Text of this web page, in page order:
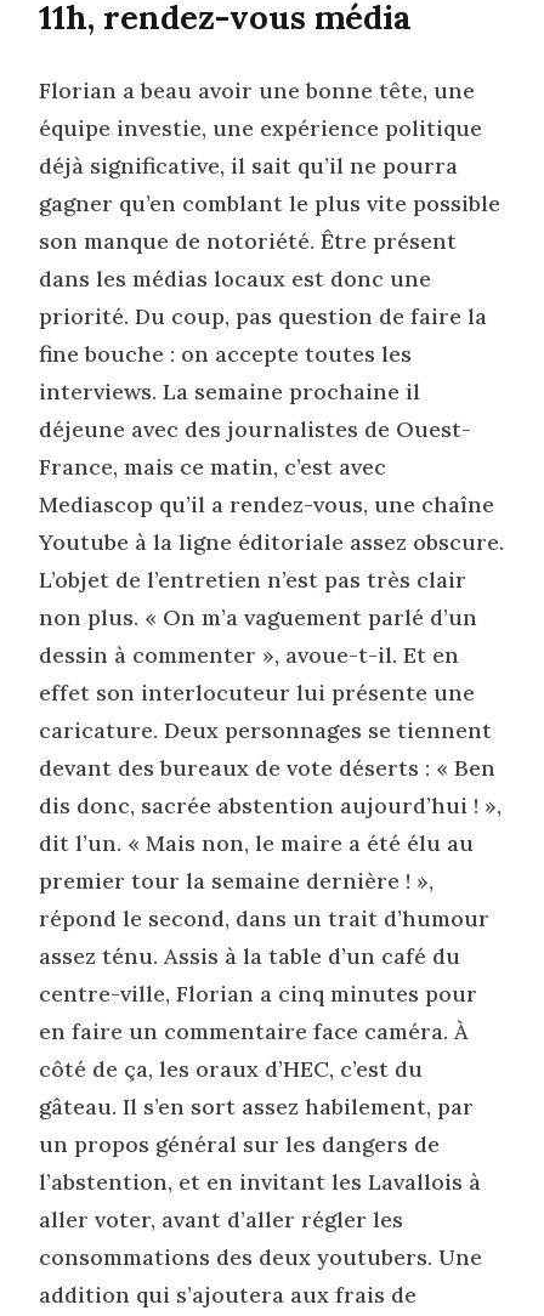
11h, rendez-vous média
Florian a beau avoir une bonne tête, une
équipe investie, une expérience politique
déjà significative, il sait qu’il ne pourra
gagner qu’en comblant le plus vite possible
son manque de notoriété. Être présent
dans les médias locaux est donc une
priorité. Du coup, pas question de faire la
fine bouche : on accepte toutes les
interviews. La semaine prochaine il
déjeune avec des journalistes de Ouest-
France, mais ce matin, c’est avec
Mediascop qu’il a rendez-vous, une chaîne
Youtube à la ligne éditoriale assez obscure.
L’objet de l’entretien n’est pas très clair
non plus. « On m’a vaguement parlé d’un
dessin à commenter », avoue-t-il. Et en
effet son interlocuteur lui présente une
caricature. Deux personnages se tiennent
devant des bureaux de vote déserts : « Ben
dis donc, sacrée abstention aujourd’hui ! »,
dit l’un. « Mais non, le maire a été élu au
premier tour la semaine dernière ! »,
répond le second, dans un trait d’humour
assez ténu. Assis à la table d’un café du
centre-ville, Florian a cinq minutes pour
en faire un commentaire face caméra. À
côté de ça, les oraux d’HEC, c’est du
gâteau. Il s’en sort assez habilement, par
un propos général sur les dangers de
l’abstention, et en invitant les Lavallois à
aller voter, avant d’aller régler les
consommations des deux youtubers. Une
addition qui s’ajoutera aux frais de